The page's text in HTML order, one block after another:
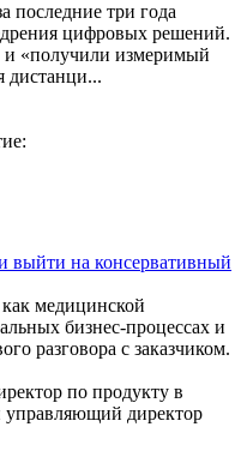
последние три года
цифровых решений.
«получили измеримый
дистанци...
выйти на консервативный
медицинской
бизнес-процессах и
разговора с заказчиком.
по продукту в
директор